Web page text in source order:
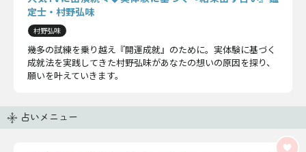
定士・村野弘味
村野弘味
幾多の試練を乗り越え『開運成就』のために。実体験に基づく
成就法を実践してきた村野弘味があなたの想いの原因を探り、
願いを叶えていきます。
占いメニュー